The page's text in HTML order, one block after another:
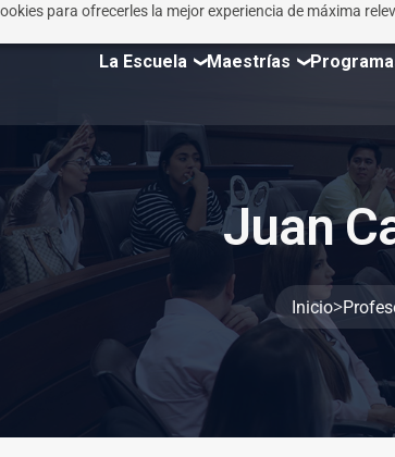
para ofrecerles la mejor experiencia de máxima
La Escuela Maestrías
JuanC
Inicio>